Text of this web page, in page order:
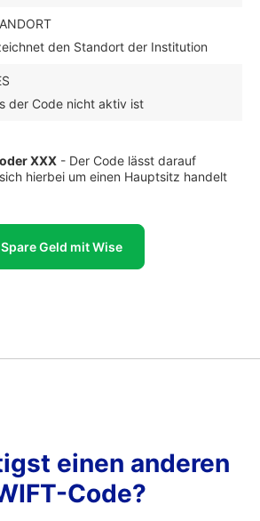
den Standort der Institution
der Code nicht aktiv ist
XXX - Der Code lässt darauf
hierbei um einen Hauptsitz handelt
Spare Geld mit Wise
einen anderen
Code?